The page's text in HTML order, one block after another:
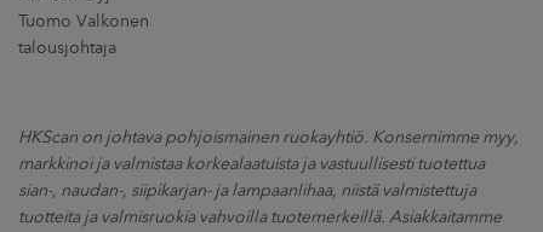
Tuomo Valkonen
talousjohtaja
HKScan on johtava pohjoismainen ruokayhtiö. Konsernimme myy,
markkinoi ja valmistaa korkealaatuista ja vastuullisesti tuotettua
sian-, naudan-, siipikarjan- ja lampaanlihaa, niistä valmistettuja
tuotteita ja valmisruokia vahvoilla tuotemerkeillä. Asiakkaitamme